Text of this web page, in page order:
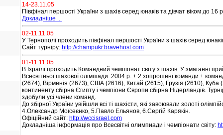
14-23.11.05
Півфінал першості України з шахів серед юнаків та дівчат віком до 16
Докладніше ...
02-11.11.05
У Тернополі проходить півфінал першості України з шахів серед
Cайт турніру: http://champukr.bravehost.com
01-11.11.05
В Ізраїлі проходить Командний чемпіонат світу з шахів. У змаганні
Всесвітньої шахової олімпіади 2004 р. + 2 зопрошені команди +
(2674), Вірменія (2673), США (2616), Китай (2615), Грузія (2610), Куба
континенту сбірна Єгипту і чемпіони Європи сбірна Нідерландів.
здобули усі члени команд.
До збірної України увійшли всі ті шахісти, які завоювали золоті
4.Олександр Моїсеєнко, 5.Павло Ельянов, 6.Сергій Карякін.
Офіційний сайт: http://wccisrael.com
Докладніша інформація про Всесвітні олимпиади і чемпіонати світу: